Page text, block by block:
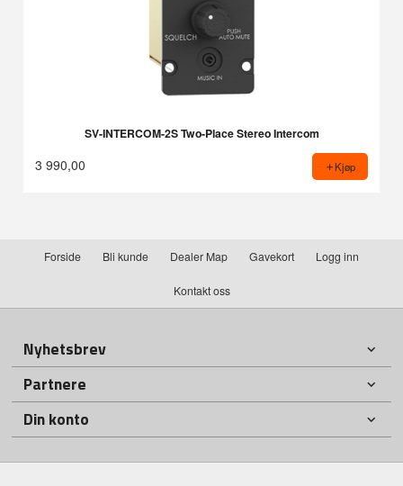
SV-INTERCOM-2S Two-Place Stereo Intercom
3 990,00 Kjøp
Forside Bli kunde Dealer Map Gavekort Logg inn
Kontakt oss
Nyhetsbrev
Partnere
Din konto